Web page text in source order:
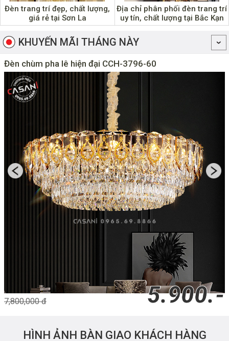
Đèn trang trí đẹp, chất lượng,
giá rẻ tại Sơn La
Địa chỉ phân phối đèn trang trí
uy tín, chất lượng tại Bắc Kạn
KHUYẾN MÃI THÁNG NÀY
Đèn chùm pha lê hiện đại CCH-3796-60
7,800,000 đ 5.900.-
HÌNH ẢNH BÀN GIAO KHÁCH HÀNG